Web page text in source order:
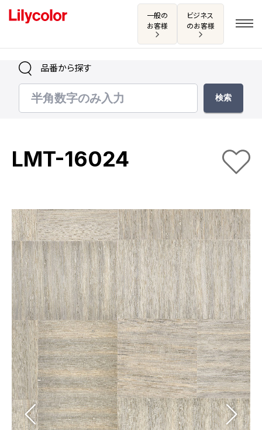
一般の
お客様
ビジネス
のお客様
ログイン・新規会員登録
お気に入り
商品を探す
商品を探す トップ
壁紙
カーテン
床材
ブランド・コレクション
Lilycolor Coordinate 着せ替えシミュレーション
カタログ一覧
カタログ一覧 トップ
壁紙
カーテン
床材
サステナブル商品
ノンワックス床タイル
壁紙機能性ガイド
施工事例
施工事例 トップ
医療・福祉施設
ホテル・オフィス・店舗
モデルハウス
新築戸建・マンション
#リリカラのある暮らし
リリカラノート
ショールーム
ショールーム トップ
東京ショールーム
お客様サポート
品番から探す
LMT-16024